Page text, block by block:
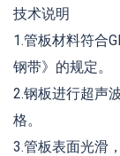
技术说明
1.管板材料符合
钢带》的规定。
2.钢板进行超声
格。
3.管板表面光滑